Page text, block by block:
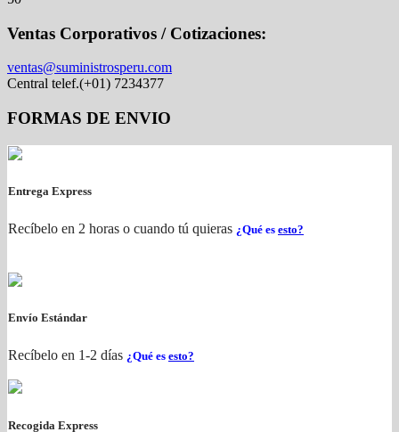
Ventas Corporativos / Cotizaciones:
ventas@suministrosperu.com
Central telef.(+01) 7234377
FORMAS DE ENVIO
Entrega Express
Recíbelo en 2 horas o cuando tú quieras ¿Qué es esto?
Envío Estándar
Recíbelo en 1-2 días ¿Qué es esto?
Recogida Express